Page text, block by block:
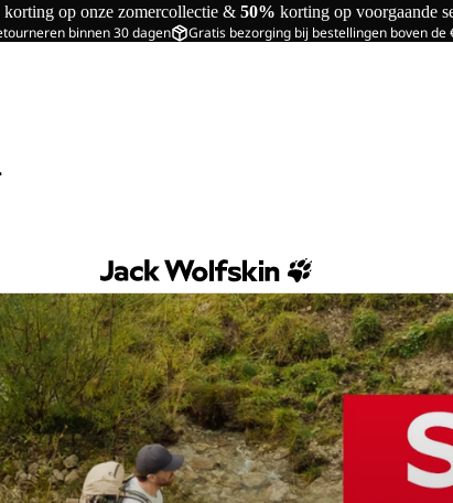
korting op onze zomercollectie & 50% korting op voorgaande
binnen 30 dagen Gratis bezorging bij bestellingen boven de